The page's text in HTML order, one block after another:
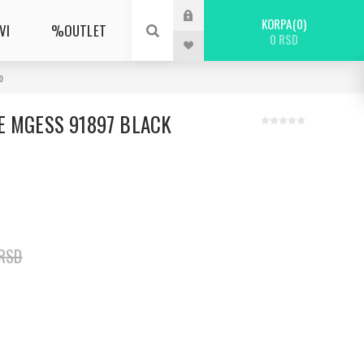
%OUTLET KORPA 0
0 RSD
MGESS 91897 BLACK